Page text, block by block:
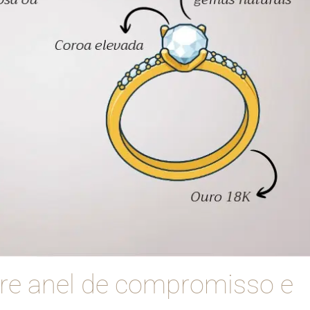
anel de compromisso e